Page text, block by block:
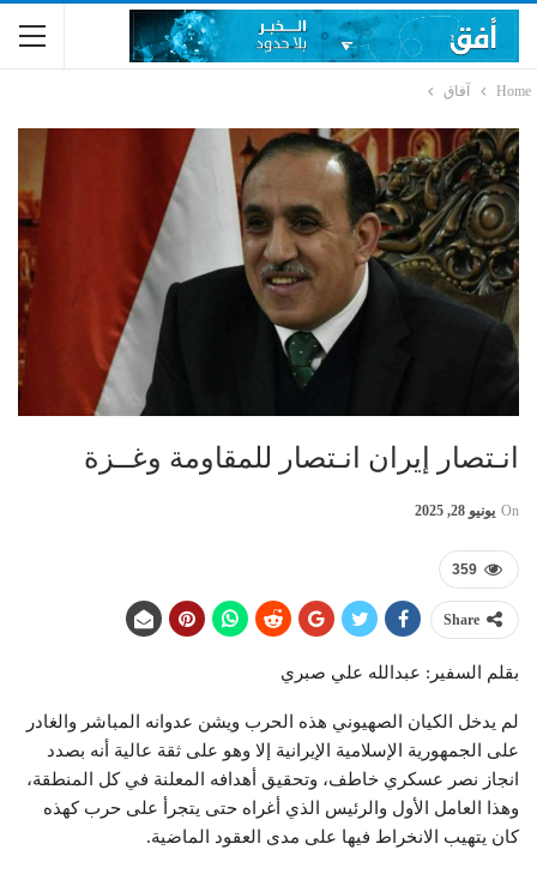
Home آفاق
انـتصار إيران انـتصار للمقاومة وغــزة
On يونيو 28, 2025
359
Share
بقلم السفير: عبدالله علي صبري
لم يدخل الكيان الصهيوني هذه الحرب ويشن عدوانه المباشر والغادر
على الجمهورية الإسلامية الإيرانية إلا وهو على ثقة عالية أنه بصدد
انجاز نصر عسكري خاطف، وتحقيق أهدافه المعلنة في كل المنطقة،
وهذا العامل الأول والرئيس الذي أغراه حتى يتجرأ على حرب كهذه
كان يتهيب الانخراط فيها على مدى العقود الماضية.